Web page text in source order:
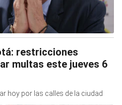
restricciones
multas este jueves 6
hoy por las calles de la ciudad